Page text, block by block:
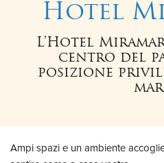
Hotel
L’Hotel
centro del
posizione
Ampi spazi e un ambiente